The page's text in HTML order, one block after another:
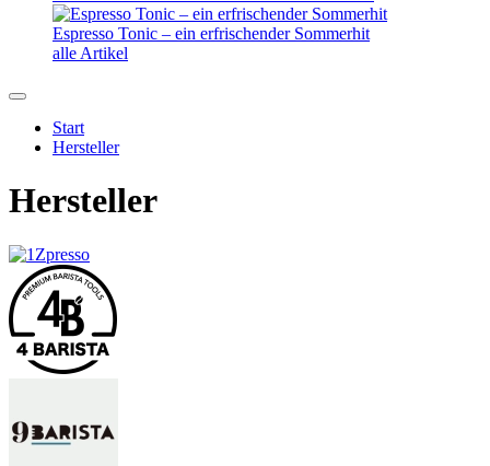
Espresso Tonic – ein erfrischender Sommerhit
alle Artikel
Start
Hersteller
Hersteller